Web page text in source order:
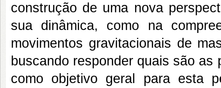
construção de uma nova
sua dinâmica, como na
movimentos gravitacionais de
buscando responder quais são
como objetivo geral para esta